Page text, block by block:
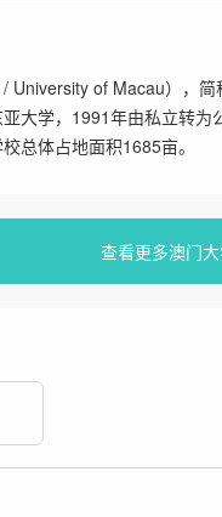
of Macau），
大学，1991年由私立转
总体占地面积1685亩。
查看更多澳门